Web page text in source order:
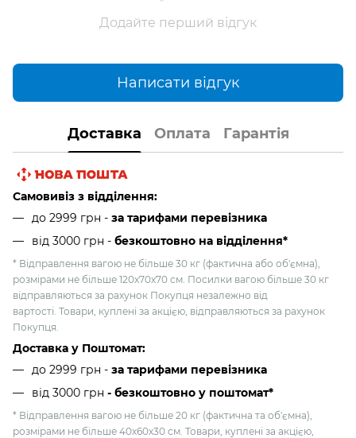
Додайте перший відгук
Написати відгук
Доставка Оплата Гарантія
Самовивіз з відділення:
до 2999 грн - за тарифами перевізника
від 3000 грн - безкоштовно на відділення*
* Відправлення вагою не більше 30 кг (фактична або об'ємна),
розмірами не більше 120х70х70 см. Посилки вагою більше 30 кг
відправляються за рахунок Покупця незалежно від
вартості. Товари, куплені за акцією, відправляються за рахунок
Покупця.
Доставка у Поштомат:
до 2999 грн - за тарифами перевізника
від 3000 грн - безкоштовно у поштомат*
* Відправлення вагою не більше 20 кг (фактична та об'ємна),
розмірами не більше 40х60х30 см. Товари, куплені за акцією,